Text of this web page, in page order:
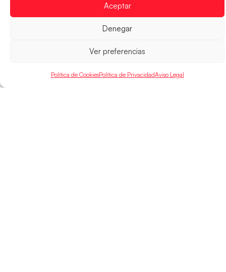
Aceptar
Denegar
Ver preferencias
Política de CookiesPolítica de PrivacidadAviso Legal